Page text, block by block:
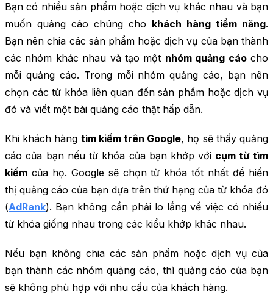
Bạn có nhiều sản phẩm hoặc dịch vụ khác nhau và bạn
muốn quảng cáo chúng cho khách hàng tiềm năng.
Bạn nên chia các sản phẩm hoặc dịch vụ của bạn thành
các nhóm khác nhau và tạo một nhóm quảng cáocho
mỗi quảng cáo. Trong mỗi nhóm quảng cáo, bạn nên
chọn các từ khóa liên quan đến sản phẩm hoặc dịch vụ
đó và viết một bài quảng cáo thật hấp dẫn.
Khi khách hàng tìm kiếm trên Google, họ sẽ thấy quảng
cáo của bạn nếu từ khóa của bạn khớp với cụm từ tìm
kiếm của họ. Google sẽ chọn từ khóa tốt nhất để hiển
thị quảng cáo của bạn dựa trên thứ hạng của từ khóa đó
(AdRank). Bạn không cần phải lo lắng về việc có nhiều
từ khóa giống nhau trong các kiểu khớp khác nhau.
Nếu bạn không chia các sản phẩm hoặc dịch vụ của
bạn thành các nhóm quảng cáo, thì quảng cáo của bạn
sẽ không phù hợp với nhu cầu của khách hàng.